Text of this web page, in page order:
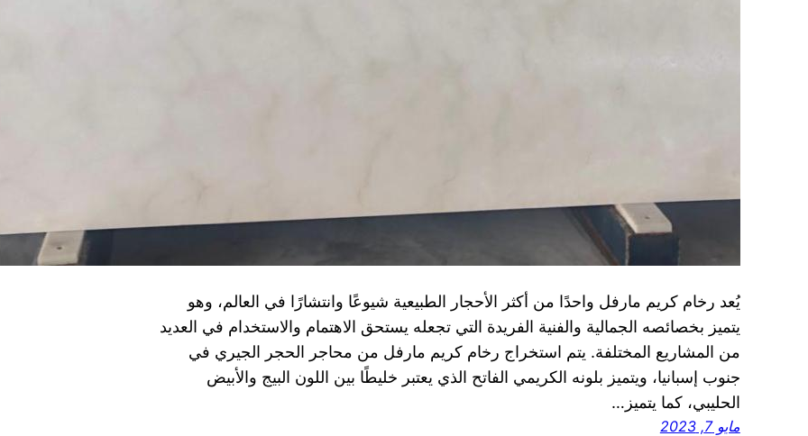
يُعد رخام كريم مارفل واحدًا من أكثر الأحجار الطبيعية شيوعًا وانتشارًا في العالم، وهو
يتميز بخصائصه الجمالية والفنية الفريدة التي تجعله يستحق الاهتمام والاستخدام في العديد
من المشاريع المختلفة. يتم استخراج رخام كريم مارفل من محاجر الحجر الجيري في
جنوب إسبانيا، ويتميز بلونه الكريمي الفاتح الذي يعتبر خليطًا بين اللون البيج والأبيض
الحليبي، كما يتميز…
مايو 7, 2023